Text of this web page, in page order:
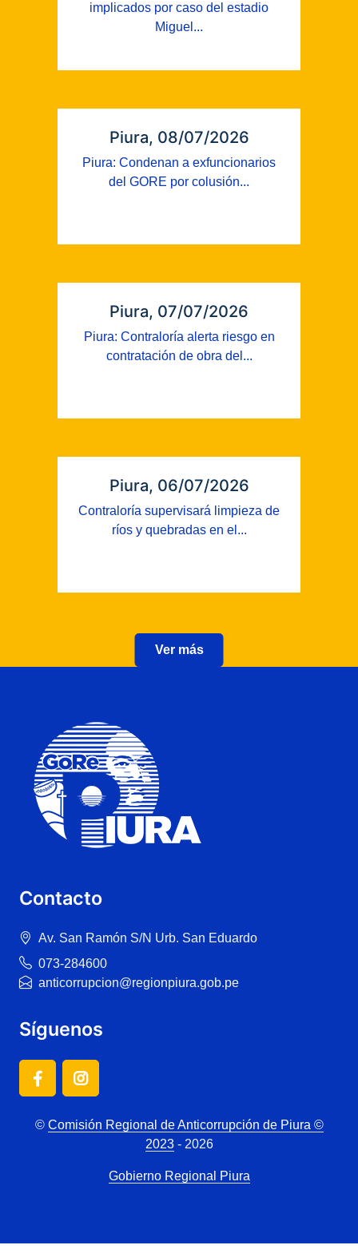
implicados por caso del estadio
Miguel...
Piura, 08/07/2026
Piura: Condenan a exfuncionarios
del GORE por colusión...
Piura, 07/07/2026
Piura: Contraloría alerta riesgo en
contratación de obra del...
Piura, 06/07/2026
Contraloría supervisará limpieza de
ríos y quebradas en el...
Ver más
Contacto
Av. San Ramón S/N Urb. San Eduardo
073-284600
anticorrupcion@regionpiura.gob.pe
Síguenos
© Comisión Regional de Anticorrupción de Piura ©
2023- 2026
Gobierno Regional Piura